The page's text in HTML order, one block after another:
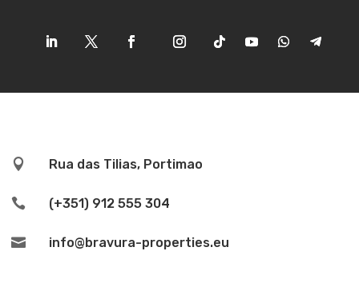
 Rua das Tilias, Portimao
 (+351) 912 555 304
 info@bravura-properties.eu